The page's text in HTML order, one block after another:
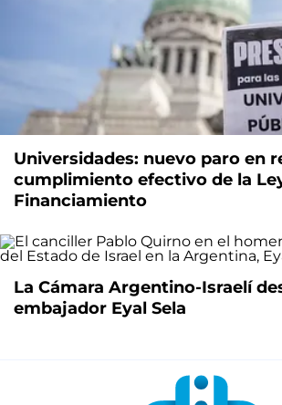
Universidades: nuevo paro en
cumplimiento efectivo de la
Financiamiento
La Cámara Argentino-Israelí
embajador Eyal Sela